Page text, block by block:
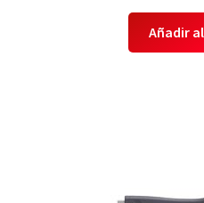
Añadir